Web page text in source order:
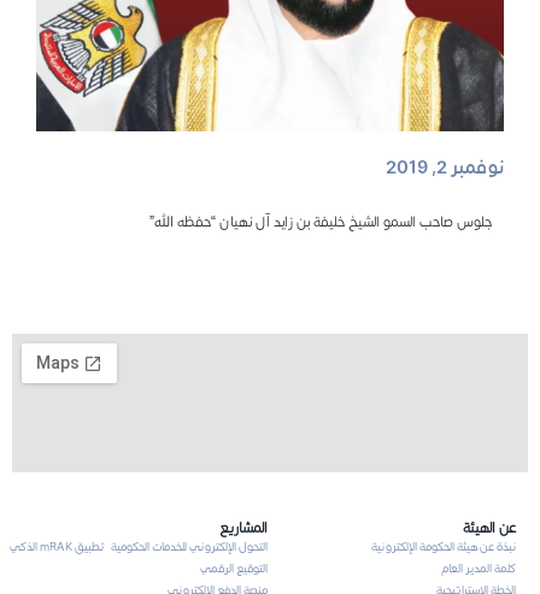
نوفمبر 2, 2019
جلوس صاحب السمو الشيخ خليفة بن زايد آل نهيان “حفظه الله”
عن الهيئة
نبذة عن هيئة الحكومة الإلكترونية
كلمة المدير العام
الخطة الاستراتيجية
المشاريع
التحول الإلكتروني للخدمات الحكومية تطبيق mRAK الذكي
التوقيع الرقمي
منصة الدفع الإلكتروني